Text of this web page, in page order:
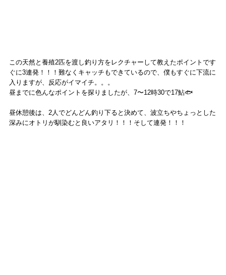
この天然と養殖2匹を渡し釣り方をレクチャーして教えたポイントです
ぐに3連発！！！難なくキャッチもできているので、僕もすぐに下流に
入りますが、反応がイマイチ。。。
昼までに色んなポイントを探りましたが、7〜12時30で17鮎🐟
昼休憩後は、2人でどんどん釣り下ると決めて、波立ちやちょっとした
深みにオトリが馴染むと良いアタリ！！！そして連発！！！